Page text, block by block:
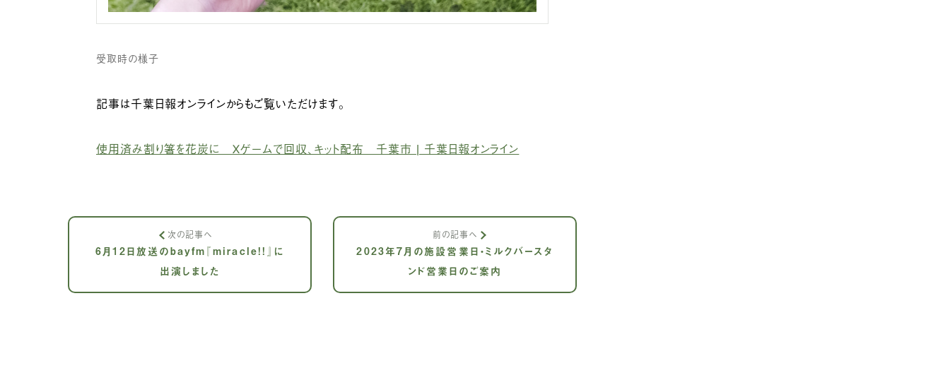
受取時の様子
記事は千葉日報オンラインからもご覧いただけます。
使用済み割り箸を花炭に Ｘゲームで回収、キット配布 千葉市 | 千葉日報オンライン
次の記事へ
6月12日放送のbayfm『miracle!!』に
出演しました
前の記事へ
2023年7月の施設営業日・ミルクバースタ
ンド営業日のご案内